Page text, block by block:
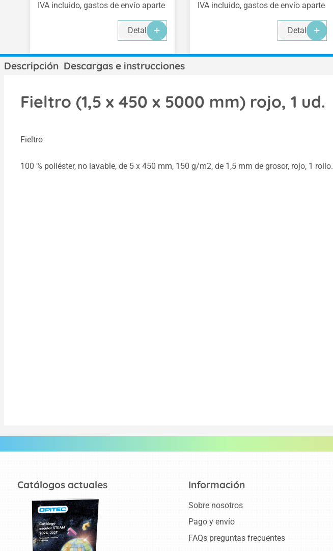
IVA incluido, gastos de envío aparte
Detalles
IVA incluido, gastos de envío aparte
Detalles
Descripción Descargas e instrucciones
Fieltro (1,5 x 450 x 5000 mm) rojo, 1 ud.
Fieltro
100 % poliéster, no lavable, de 5 x 450 mm, 150 g/m2, de 1,5 mm de grosor, rojo, 1 rollo.
Catálogos actuales Información
Sobre nosotros
Pago y envío
FAQs preguntas frecuentes